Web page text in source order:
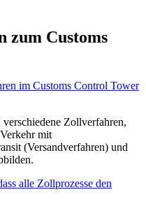
zum Customs
im Customs Control Tower
Zollverfahren,
mit
(Versandverfahren) und
alle Zollprozesse den